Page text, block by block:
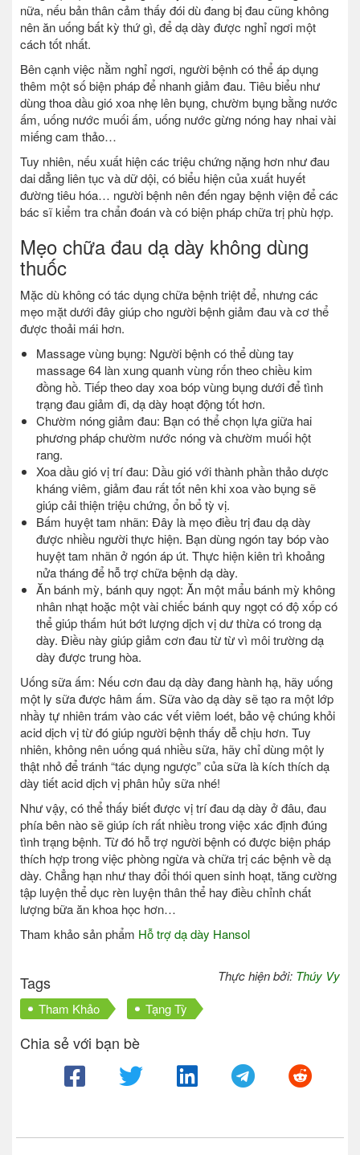
nữa, nếu bản thân cảm thấy đói dù đang bị đau cũng không
nên ăn uống bất kỳ thứ gì, để dạ dày được nghỉ ngơi một
cách tốt nhất.
Bên cạnh việc nằm nghỉ ngơi, người bệnh có thể áp dụng
thêm một số biện pháp để nhanh giảm đau. Tiêu biểu như
dùng thoa dầu gió xoa nhẹ lên bụng, chườm bụng bằng nước
ấm, uống nước muối ấm, uống nước gừng nóng hay nhai vài
miếng cam thảo…
Tuy nhiên, nếu xuất hiện các triệu chứng nặng hơn như đau
dai dẳng liên tục và dữ dội, có biểu hiện của xuất huyết
đường tiêu hóa… người bệnh nên đến ngay bệnh viện để các
bác sĩ kiểm tra chẩn đoán và có biện pháp chữa trị phù hợp.
Mẹo chữa đau dạ dày không dùng
thuốc
Mặc dù không có tác dụng chữa bệnh triệt để, nhưng các
mẹo mặt dưới đây giúp cho người bệnh giảm đau và cơ thể
được thoải mái hơn.
Massage vùng bụng: Người bệnh có thể dùng tay
massage 64 làn xung quanh vùng rốn theo chiều kim
đồng hồ. Tiếp theo day xoa bóp vùng bụng dưới để tình
trạng đau giảm đi, dạ dày hoạt động tốt hơn.
Chườm nóng giảm đau: Bạn có thể chọn lựa giữa hai
phương pháp chườm nước nóng và chườm muối hột
rang.
Xoa dầu gió vị trí đau: Dầu gió với thành phần thảo dược
kháng viêm, giảm đau rất tốt nên khi xoa vào bụng sẽ
giúp cải thiện triệu chứng, ổn bổ tỳ vị.
Bấm huyệt tam nhãn: Đây là mẹo điều trị đau dạ dày
được nhiều người thực hiện. Bạn dùng ngón tay bóp vào
huyệt tam nhãn ở ngón áp út. Thực hiện kiên trì khoảng
nửa tháng để hỗ trợ chữa bệnh dạ dày.
Ăn bánh mỳ, bánh quy ngọt: Ăn một mẩu bánh mỳ không
nhân nhạt hoặc một vài chiếc bánh quy ngọt có độ xốp có
thể giúp thấm hút bớt lượng dịch vị dư thừa có trong dạ
dày. Điều này giúp giảm cơn đau từ từ vì môi trường dạ
dày được trung hòa.
Uống sữa ấm: Nếu cơn đau dạ dày đang hành hạ, hãy uống
một ly sữa được hâm ấm. Sữa vào dạ dày sẽ tạo ra một lớp
nhầy tự nhiên trám vào các vết viêm loét, bảo vệ chúng khỏi
acid dịch vị từ đó giúp người bệnh thấy dễ chịu hơn. Tuy
nhiên, không nên uống quá nhiều sữa, hãy chỉ dùng một ly
thật nhỏ để tránh “tác dụng ngược” của sữa là kích thích dạ
dày tiết acid dịch vị phân hủy sữa nhé!
Như vậy, có thể thấy biết được vị trí đau dạ dày ở đâu, đau
phía bên nào sẽ giúp ích rất nhiều trong việc xác định đúng
tình trạng bệnh. Từ đó hỗ trợ người bệnh có được biện pháp
thích hợp trong việc phòng ngừa và chữa trị các bệnh về dạ
dày. Chẳng hạn như thay đổi thói quen sinh hoạt, tăng cường
tập luyện thể dục rèn luyện thân thể hay điều chỉnh chất
lượng bữa ăn khoa học hơn…
Tham khảo sản phẩm Hỗ trợ dạ dày Hansol
Thực hiện bởi: Thúy Vy
Tags
Tham Khảo Tạng Tỳ
Chia sẻ với bạn bè